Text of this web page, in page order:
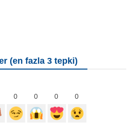
(en fazla 3 tepki)
0 0 0 0